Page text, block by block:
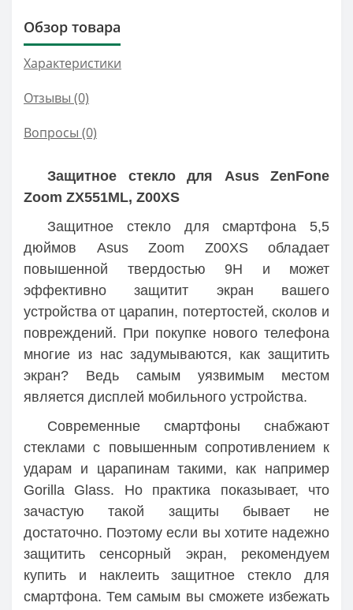
Обзор товара
Характеристики
Отзывы (0)
Вопросы (0)
Защитное стекло для Asus ZenFone
Zoom ZX551ML, Z00XS
Защитное стекло для смартфона 5,5
дюймов Asus Zoom Z00XS обладает
повышенной твердостью 9H и может
эффективно защитит экран вашего
устройства от царапин, потертостей, сколов и
повреждений. При покупке нового телефона
многие из нас задумываются, как защитить
экран? Ведь самым уязвимым местом
является дисплей мобильного устройства.
Современные смартфоны снабжают
стеклами с повышенным сопротивлением к
ударам и царапинам такими, как например
Gorilla Glass. Но практика показывает, что
зачастую такой защиты бывает не
достаточно. Поэтому если вы хотите надежно
защитить сенсорный экран, рекомендуем
купить и наклеить защитное стекло для
смартфона. Тем самым вы сможете избежать